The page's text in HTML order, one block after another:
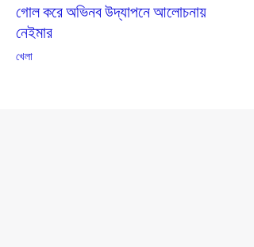
গোল করে অভিনব উদ্‌যাপনে আলোচনায়
নেইমার
খেলা